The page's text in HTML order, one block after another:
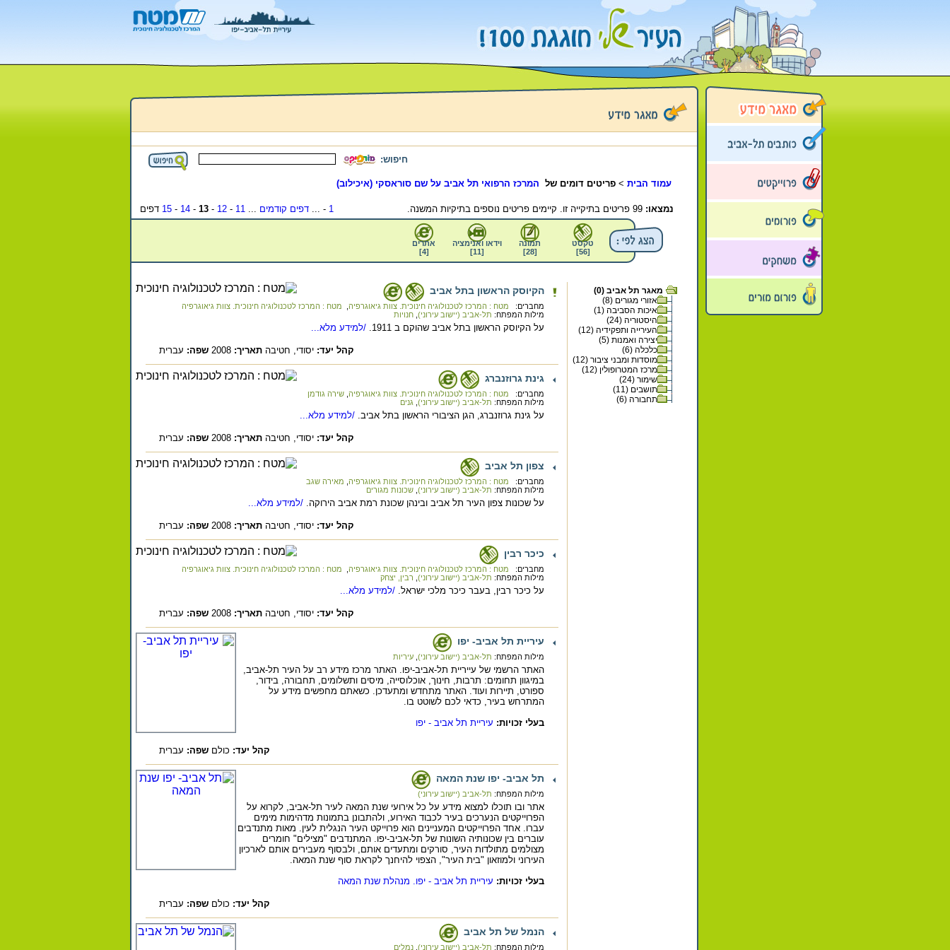
חיפוש:
עמוד הבית > פריטים דומים של המרכז הרפואי תל אביב על שם סוראסקי (איכילוב)
נמצאו: 1
- ... דפים קודמים ...
11
-
12
-
13
-
14
-
15 דפים
טקסט
[
56
]
תמונה
[
28
]
וידאו ואנימציה
[
11
]
אתרים
[
4
]
מאגר תל אביב (0)
אזורי מגורים (8)
איכות הסביבה (1)
היסטוריה (24)
העירייה ותפקידיה (12)
יצירה ואמנות (5)
כלכלה (6)
מוסדות ומבני ציבור (12)
מרכז המטרופולין (12)
שימור (24)
תושבים (11)
תחבורה (6)
הקיוסק הראשון בתל אביב
מחברים: מטח : המרכז לטכנולוגיה חינוכית. צוות גיאוגרפיה
מטח : המרכז לטכנולוגיה חינוכית. צוות גיאוגרפיה
מילות המפתח: תל-אביב (יישוב עירוני) חנויות
על הקיוסק הראשון בתל אביב שהוקם ב 1911. /למידע מלא...
קהל יעד: יסודי, חטיבה תאריך: 2008 שפה: עברית
גינת גרוזנברג
מחברים: מטח : המרכז לטכנולוגיה חינוכית. צוות גיאוגרפיה שירה גודמן
מילות המפתח: תל-אביב (יישוב עירוני) גנים
על גינת גרוזנברג, הגן הציבורי הראשון בתל אביב. /למידע מלא...
קהל יעד: יסודי, חטיבה תאריך: 2008 שפה: עברית
צפון תל אביב
מחברים: מטח : המרכז לטכנולוגיה חינוכית. צוות גיאוגרפיה מאירה שגב
מילות המפתח: תל-אביב (יישוב עירוני) שכונות מגורים
על שכונות צפון העיר תל אביב ובינהן שכונת רמת אביב הירוקה. /למידע מלא...
קהל יעד: יסודי, חטיבה תאריך: 2008 שפה: עברית
כיכר רבין
מחברים: מטח : המרכז לטכנולוגיה חינוכית. צוות גיאוגרפיה
מטח : המרכז לטכנולוגיה חינוכית. צוות גיאוגרפיה
מילות המפתח: תל-אביב (יישוב עירוני) רבין, יצחק
על כיכר רבין, בעבר כיכר מלכי ישראל. /למידע מלא...
קהל יעד: יסודי, חטיבה תאריך: 2008 שפה: עברית
עיריית תל אביב- יפו
מילות המפתח: תל-אביב (יישוב עירוני) עיריות
האתר הרשמי של עייריית תל-אביב-יפו. האתר מרכז מידע רב על העיר תל-אביב,
במיגוון תחומים: תרבות, חינוך, אוכלוסייה, מיסים ותשלומים, תחבורה, בידור,
ספורט, תיירות ועוד. האתר מתחדש ומתעדכן. כשאתם מחפשים מידע על
המתרחש בעיר, כדאי לכם לשוטט בו.
בעלי זכויות: עיריית תל אביב - יפו
קהל יעד: כולם שפה: עברית
תל אביב- יפו שנת המאה
מילות המפתח: תל-אביב (יישוב עירוני)
אתר ובו תוכלו למצוא מידע על כל אירועי שנת המאה לעיר תל-אביב, לקרוא על
הפרוייקטים הנערכים בעיר לכבוד האירוע, ולהתבונן בתמונות מדהימות מימים
עברו. אחד הפרוייקטים המעניינים הוא פרוייקט העיר הנגלית לעין. מאות מתנדבים
עוברים בין שכונותיה השונות של תל-אביב-יפו. המתנדבים "מצילים" חומרים
מצולמים מתולדות העיר, סורקים ומתעדים אותם, ולבסוף מעבירים אותם לארכיון
העירוני ולמוזאון "בית העיר", הצפוי להיחנך לקראת סוף שנת המאה.
בעלי זכויות: עיריית תל אביב - יפו. מנהלת שנת המאה
קהל יעד: כולם שפה: עברית
הנמל של תל אביב
מילות המפתח: תל-אביב (יישוב עירוני) נמלים